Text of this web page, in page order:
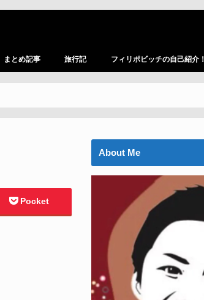
まとめ記事 旅行記 フィリポビッチの自己紹介！
Pocket
About Me